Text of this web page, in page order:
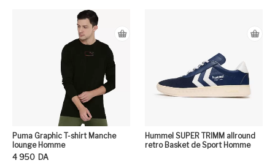
Puma Graphic T-shirt Manche
lounge Homme
4 950 DA
Hummel SUPER TRIMM allround
retro Basket de Sport Homme